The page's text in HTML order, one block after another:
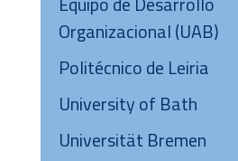
Organizacional (UAB)
Politécnico de Leiria
University of Bath
Universität Bremen